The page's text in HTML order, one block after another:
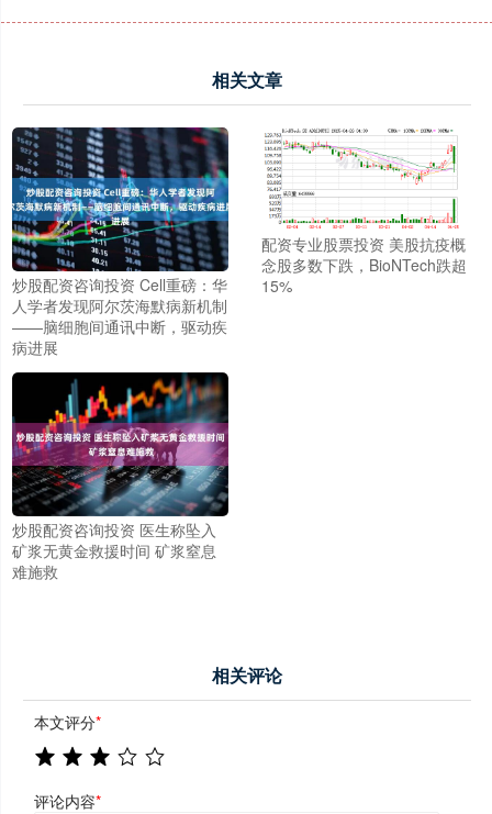
相关文章
炒股配资咨询投资 Cell重磅：华
人学者发现阿尔茨海默病新机制
——脑细胞间通讯中断，驱动疾
病进展
配资专业股票投资 美股抗疫概
念股多数下跌，BioNTech跌超
15%
炒股配资咨询投资 医生称坠入
矿浆无黄金救援时间 矿浆窒息
难施救
相关评论
本文评分*
评论内容*